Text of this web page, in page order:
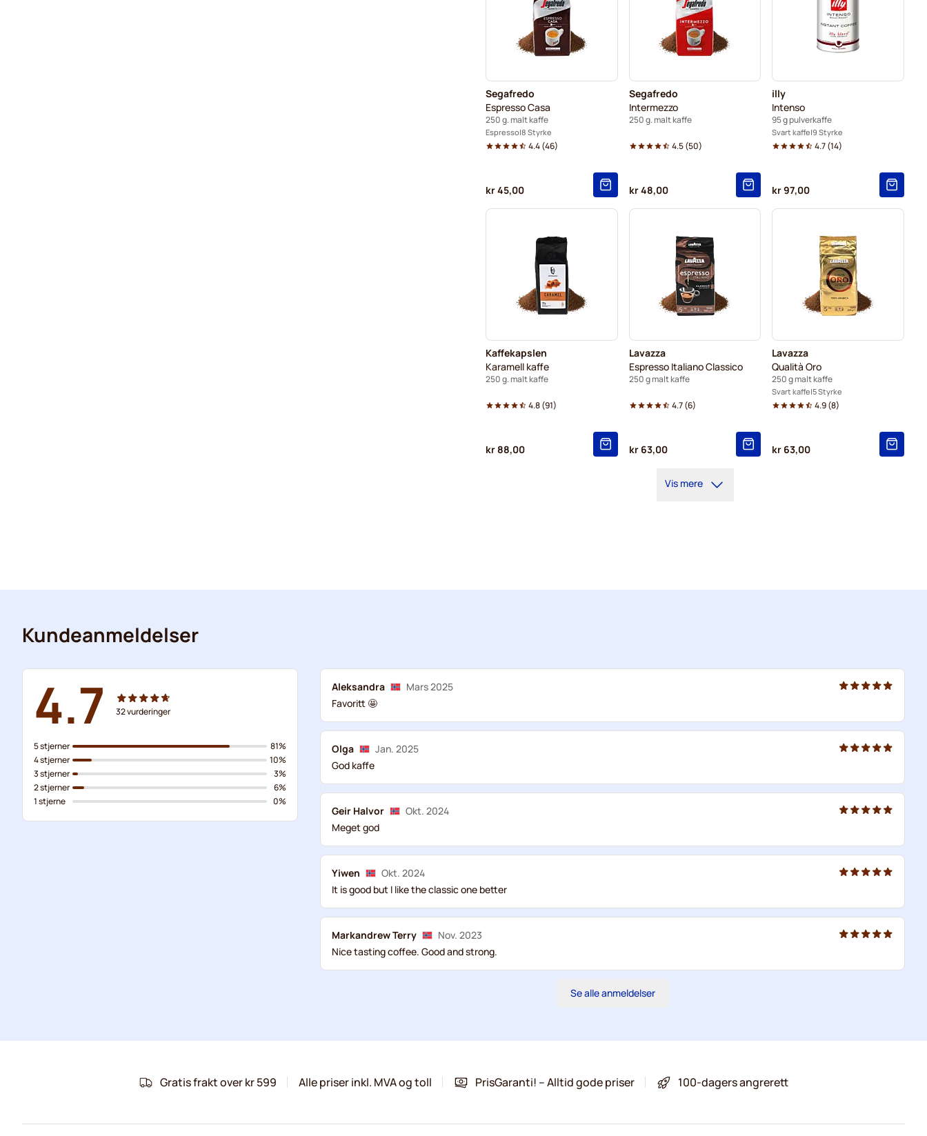
Segafredo
Espresso Casa
250 g. malt kaffe
Espresso 8 Styrke
4.4(46)
kr 45,00
Segafredo
Intermezzo
250 g. malt kaffe
4.5(50)
kr 48,00
illy
Intenso
95 g pulverkaffe
Svart kaffe 9 Styrke
4.7(14)
kr 97,00
Kaffekapslen
Karamell kaffe
250 g. malt kaffe
4.8(91)
kr 88,00
Lavazza
Espresso Italiano Classico
250 g malt kaffe
4.7(6)
kr 63,00
Lavazza
Qualità Oro
250 g malt kaffe
Svart kaffe 5 Styrke
4.9(8)
kr 63,00
Vis mere
Kundeanmeldelser
4.7 32vurderinger
5 stjerner
4 stjerner
3 stjerner
2 stjerner
1 stjerne
81%
10%
3%
6%
0%
Aleksandra
Mars 2025
Favoritt 🤩
Olga
Jan. 2025
God kaffe
Geir Halvor
Okt. 2024
Meget god
Yiwen
Okt. 2024
It is good but I like the classic one better
Markandrew Terry
Nov. 2023
Nice tasting coffee. Good and strong.
Se alle anmeldelser
Gratis frakt over kr 599 Alle priser inkl. MVA og toll PrisGaranti! – Alltid gode priser 100-dagers angrerett